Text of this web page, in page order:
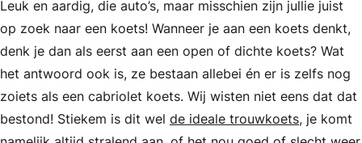
Leuk en aardig, die auto’s, maar misschien zijn jullie juist
op zoek naar een koets! Wanneer je aan een koets denkt,
denk je dan als eerst aan een open of dichte koets? Wat
het antwoord ook is, ze bestaan allebei én er is zelfs nog
zoiets als een cabriolet koets. Wij wisten niet eens dat dat
bestond! Stiekem is dit wel de ideale trouwkoets, je komt